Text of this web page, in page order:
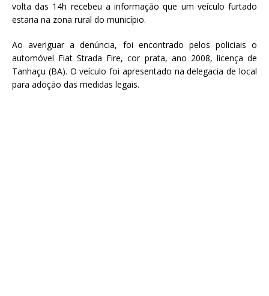
volta das 14h recebeu a informação que um veículo furtado
estaria na zona rural do município.
Ao averiguar a denúncia, foi encontrado pelos policiais o
automóvel Fiat Strada Fire, cor prata, ano 2008, licença de
Tanhaçu (BA). O veículo foi apresentado na delegacia de local
para adoção das medidas legais.